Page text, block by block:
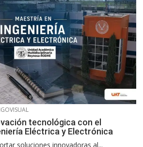
tecnológica con el
Eléctrica y Electrónica
soluciones innovadoras al...